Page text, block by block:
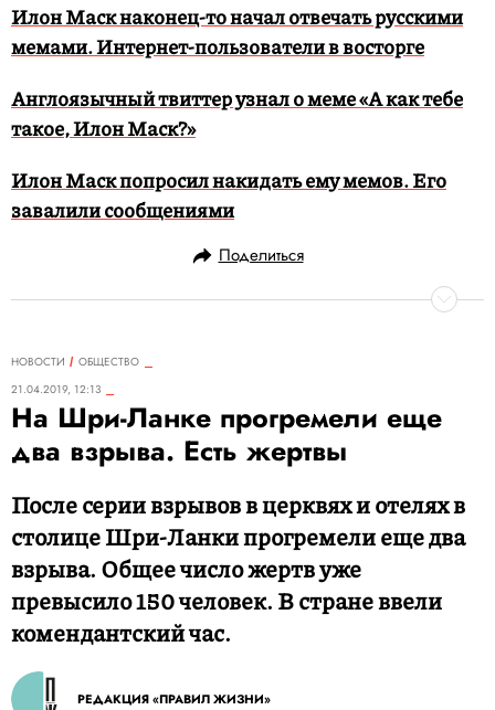
Илон Маск наконец-то начал отвечать русскими
мемами. Интернет-пользователи в восторге
Англоязычный твиттер узнал о меме «А как тебе
такое, Илон Маск?»
Илон Маск попросил накидать ему мемов. Его
завалили сообщениями
Поделиться
НОВОСТИ
ОБЩЕСТВО
21.04.2019, 12:13
На Шри-Ланке прогремели еще
два взрыва. Есть жертвы
После серии взрывов в церквях и отелях в
столице Шри-Ланки прогремели еще два
взрыва. Общее число жертв уже
превысило 150 человек. В стране ввели
комендантский час.
РЕДАКЦИЯ «ПРАВИЛ ЖИЗНИ»